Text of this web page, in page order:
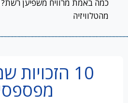
כמה באמת מרוויח משפיען
מהטלוויזיה
10